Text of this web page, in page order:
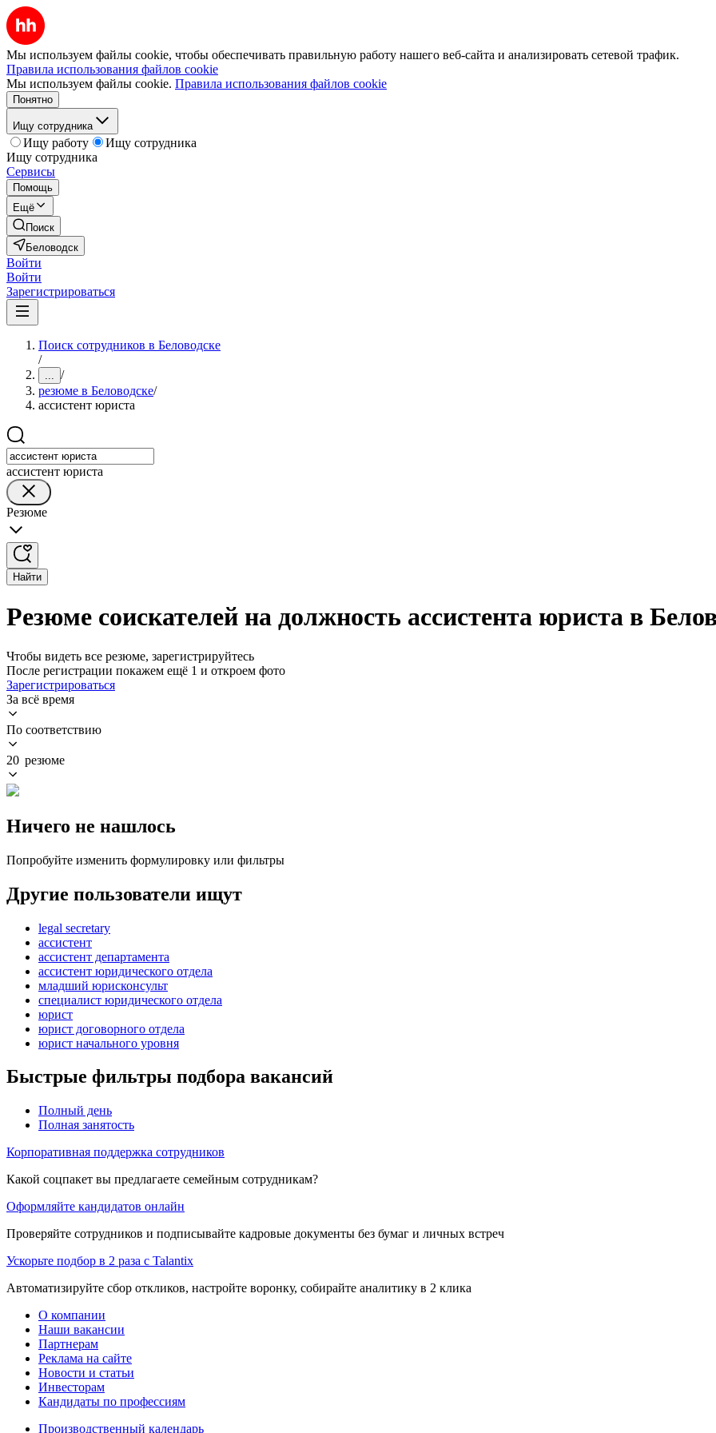
Мы используем файлы cookie, чтобы обеспечивать правильную работу нашего веб-сайта и анализировать сетевой трафик.
Правила использования файлов cookie
Мы используем файлы cookie. Правила использования файлов cookie
Понятно
Ищу сотрудника
Ищу работу
Ищу сотрудника
Ищу сотрудника
Сервисы
Помощь
Ещё
Поиск
Беловодск
Войти
Войти
Зарегистрироваться
Поиск сотрудников в Беловодске
/
... /
резюме в Беловодске/
ассистент юриста
ассистент юриста
Резюме
Найти
Резюме соискателей на должность ассистента юриста в
Чтобы видеть все резюме, зарегистрируйтесь
После регистрации покажем ещё 1 и откроем фото
Зарегистрироваться
За всё время
По соответствию
20 резюме
Ничего не нашлось
Попробуйте изменить формулировку или фильтры
Другие пользователи ищут
legal secretary
ассистент
ассистент департамента
ассистент юридического отдела
младший юрисконсульт
специалист юридического отдела
юрист
юрист договорного отдела
юрист начального уровня
Быстрые фильтры подбора вакансий
Полный день
Полная занятость
Корпоративная поддержка сотрудников
Какой соцпакет вы предлагаете семейным сотрудникам?
Оформляйте кандидатов онлайн
Проверяйте сотрудников и подписывайте кадровые документы без бумаг и личных встреч
Ускорьте подбор в 2 раза с Talantix
Автоматизируйте сбор откликов, настройте воронку, собирайте аналитику в 2 клика
О компании
Наши вакансии
Партнерам
Реклама на сайте
Новости и статьи
Инвесторам
Кандидаты по профессиям
Производственный календарь